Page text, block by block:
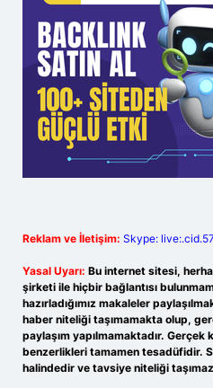
Reklam ve İletişim: Skype:
Yasal Uyarı: Bu internet sitesi,
şirketi ile hiçbir bağlantısı
hazırladığımız makaleler
haber niteliği taşımamakta olup,
paylaşım yapılmamaktadır.
benzerlikleri tamamen tesadüfidir.
halindedir ve tavsiye niteliği